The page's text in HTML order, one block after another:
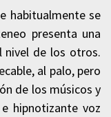
habitualmente se
presenta una
nivel de los otros.
al palo, pero
de los músicos y
hipnotizante voz